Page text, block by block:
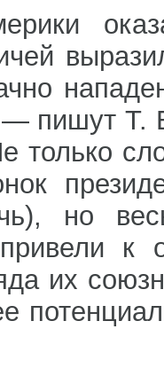
— пишут
только
но
к
их